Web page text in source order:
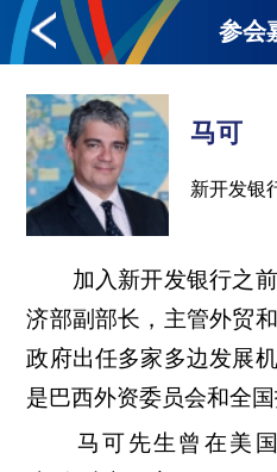
参会
马可
新开发银
加入新开发银行之前
济部副部长，主管外贸
政府出任多家多边发展
是巴西外资委员会和全国
马可先生曾在美国